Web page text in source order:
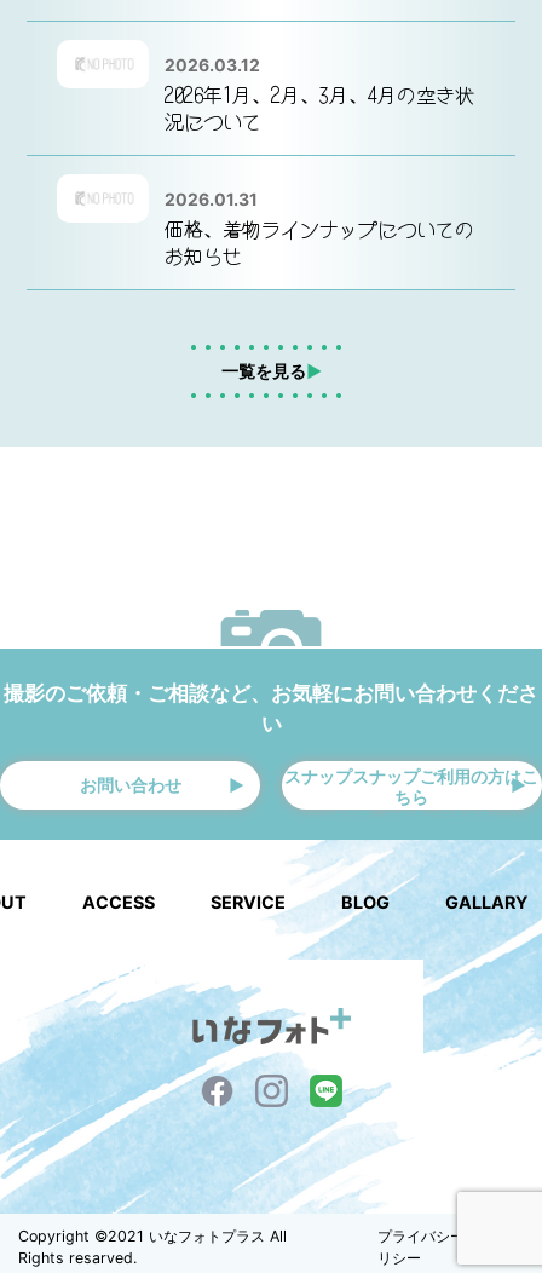
2026.03.12
2026年1月、2月、3月、4月の空き状
況について
2026.01.31
価格、着物ラインナップについての
お知らせ
一覧を見る▶︎
撮影のご依頼・ご相談など、お気軽にお問い合わせくださ
い
お問い合わせ
スナップスナップご利用の方はこ
ちら
ACCESS SERVICE BLOG GALLARY
Copyright ©2021 いなフォトプラス All
Rights resarved.
プライバシーポ
リシー